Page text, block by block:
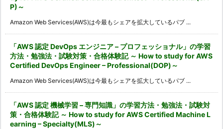
P)～
Amazon Web Services(AWS)は今最もシェアを拡大しているパブ ...
「AWS 認定 DevOps エンジニア – プロフェッショナル」の学習
方法・勉強法・試験対策・合格体験記 ～ How to study for AWS
Certified DevOps Engineer – Professional(DOP)～
Amazon Web Services(AWS)は今最もシェアを拡大しているパブ ...
「AWS 認定 機械学習 – 専門知識」の学習方法・勉強法・試験対
策・合格体験記 ～ How to study for AWS Certified Machine L
earning – Specialty(MLS)～